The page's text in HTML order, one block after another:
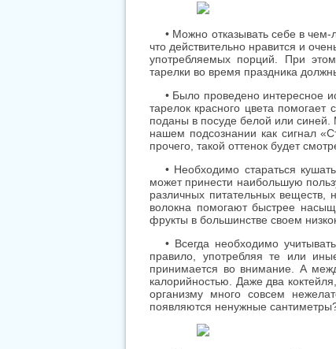
• Можно отказывать себе в
что действительно нравится и
употребляемых порций. При
тарелки во время праздника
• Было проведено интересное
тарелок красного цвета
поданы в посуде белой или синей.
нашем подсознании как сигнал
прочего, такой оттенок будет
• Необходимо стараться
может принести наибольшую
различных питательных
волокна помогают быстрее
фрукты в большинстве своем
• Всегда необходимо
правило, употребляя те или
принимается во внимание. А
калорийностью. Даже два
организму много совсем
появляются ненужные